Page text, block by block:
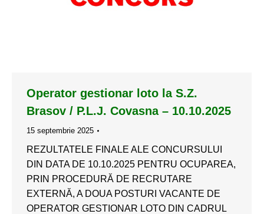
Operator gestionar loto la S.Z.
Brasov / P.L.J. Covasna – 10.10.2025
15 septembrie 2025
REZULTATELE FINALE ALE CONCURSULUI
DIN DATA DE 10.10.2025 PENTRU OCUPAREA,
PRIN PROCEDURĂ DE RECRUTARE
EXTERNĂ, A DOUA POSTURI VACANTE DE
OPERATOR GESTIONAR LOTO DIN CADRUL